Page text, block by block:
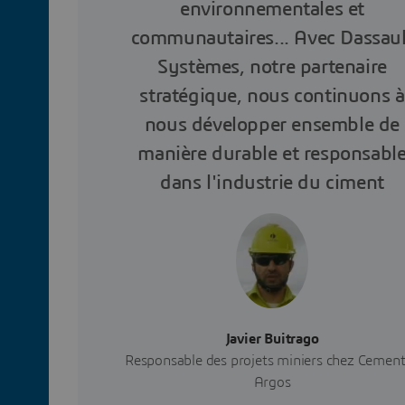
environnementales et
communautaires... Avec
Systèmes, notre partenaire
stratégique, nous continuons à
nous développer ensemble de
manière durable et
dans l'industrie du ciment
Javier Buitrago
Responsable des projets miniers chez
Argos